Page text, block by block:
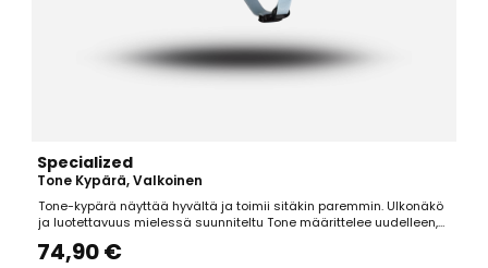
Specialized
Tone Kypärä, Valkoinen
Tone-kypärä näyttää hyvältä ja toimii sitäkin paremmin. Ulkonäkö
ja luotettavuus mielessä suunniteltu Tone määrittelee uudelleen,
Tri-fix -hihnan säädöllä tekee istuvuuden säädöstä ja matkaan
74,90 €